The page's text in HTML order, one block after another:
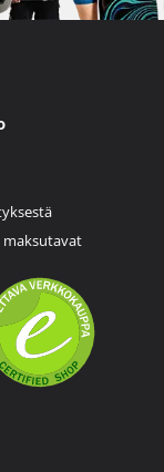
maksutavat